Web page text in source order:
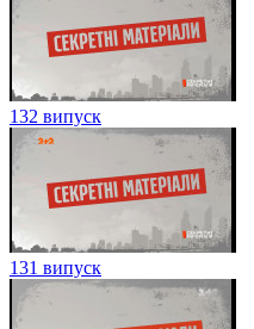
132 випуск
131 випуск